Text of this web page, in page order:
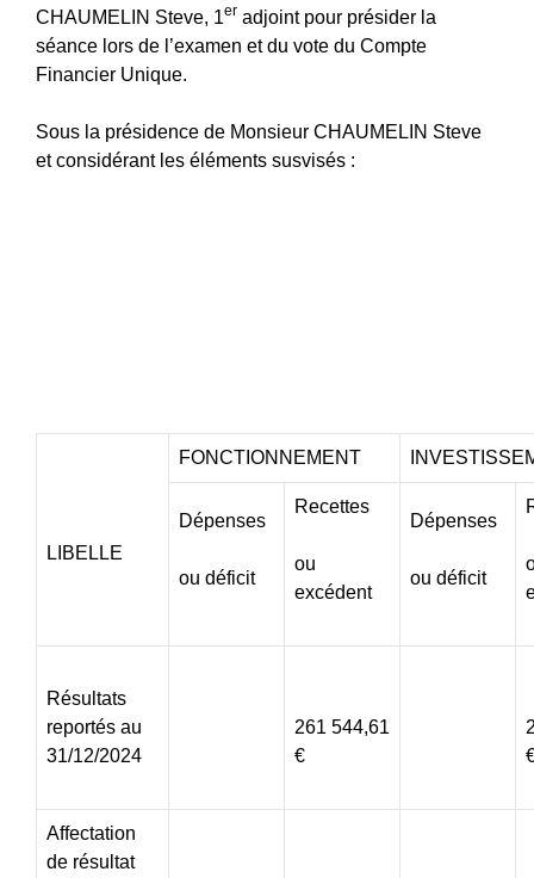
CHAUMELIN Steve, 1er adjoint pour présider la
séance lors de l’examen et du vote du Compte
Financier Unique.
Sous la présidence de Monsieur CHAUMELIN Steve
et considérant les éléments susvisés :
LIBELLE
FONCTIONNEMENT
Dépenses
ou déficit
Recettes
ou
excédent
Dépenses
ou déficit
Résultats
reportés au
31/12/2024
261 544,61
€
Affectation
de résultat